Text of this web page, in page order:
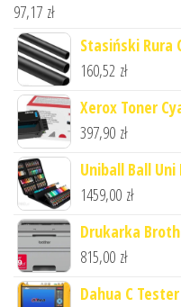
97,17 zł
Stasiński Rura
160,52 zł
Xerox Toner
397,90 zł
Uniball Ball Uni
1459,00 zł
Drukarka
815,00 zł
Dahua C